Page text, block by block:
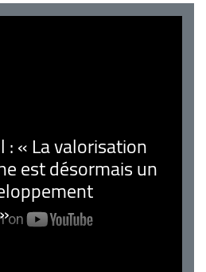
: « La valorisation
est désormais un